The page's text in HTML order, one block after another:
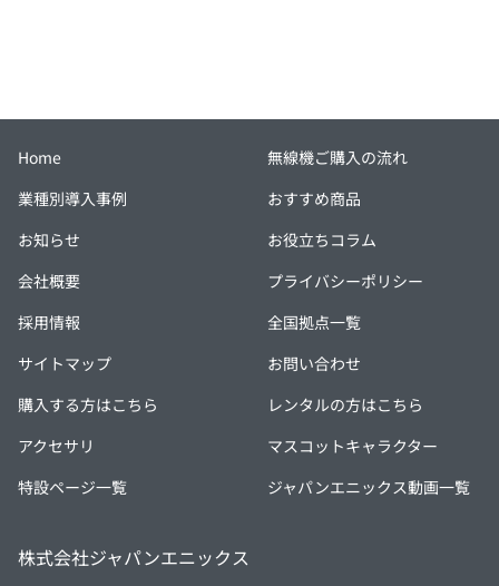
Home
無線機ご購入の流れ
業種別導入事例
おすすめ商品
お知らせ
お役立ちコラム
会社概要
プライバシーポリシー
採用情報
全国拠点一覧
サイトマップ
お問い合わせ
購入する方はこちら
レンタルの方はこちら
アクセサリ
マスコットキャラクター
特設ページ一覧
ジャパンエニックス動画一覧
株式会社ジャパンエニックス